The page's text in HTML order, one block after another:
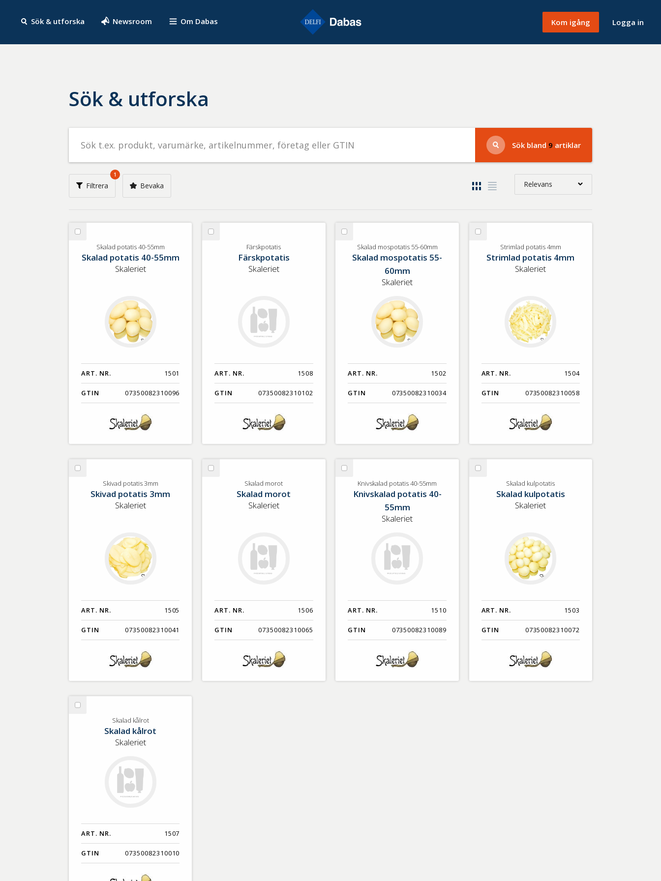
Sök & utforska Newsroom Om Dabas Kom igång Logga in
Sök & utforska
Sök
livsmedel
på
t.ex.
produkt,
varumärke,
GTIN
Sök bland 9 artiklar
Filtrera
1
Bevaka Relevans
Nyaste
Benämning A-Ö
Varumärken A-Ö
GTIN
Med bild först
Välj
Skalad
potatis
Skalad potatis 40-55mm
Skalad potatis 40-55mm
Skaleriet
ART. NR. 1501
GTIN 07350082310096
Välj
FärskpotatisFärskpotatis
Färskpotatis
Skaleriet
ART. NR. 1508
GTIN 07350082310102
Välj
Skalad
mospotatis
Skalad mospotatis 55-60mm
Skalad mospotatis 55-
60mm
Skaleriet
ART. NR. 1502
GTIN 07350082310034
Välj
Strimlad
potatis
Strimlad potatis 4mm
Strimlad potatis 4mm
Skaleriet
ART. NR. 1504
GTIN 07350082310058
Välj
potatis
Skivad potatis 3mm
Skivad potatis 3mm
Skaleriet
ART. NR. 1505
GTIN 07350082310041
Välj
Skalad morot
Skalad morot
Skaleriet
ART. NR. 1506
GTIN 07350082310065
Välj
Knivskalad
potatis
Knivskalad potatis 40-55mm
Knivskalad potatis 40-
55mm
Skaleriet
ART. NR. 1510
GTIN 07350082310089
Välj
kulpotatis
Skalad kulpotatis
Skalad kulpotatis
Skaleriet
ART. NR. 1503
GTIN 07350082310072
Välj
Skalad kålrot
Skalad kålrot
Skaleriet
ART. NR. 1507
GTIN 07350082310010